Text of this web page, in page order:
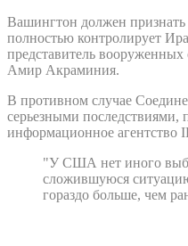
Вашингтон должен
полностью контролирует
представитель
Амир Акраминия.
В противном случае
серьезными последствиями,
информационное агентство
"У США нет иного
сложившуюся
гораздо больше, чем